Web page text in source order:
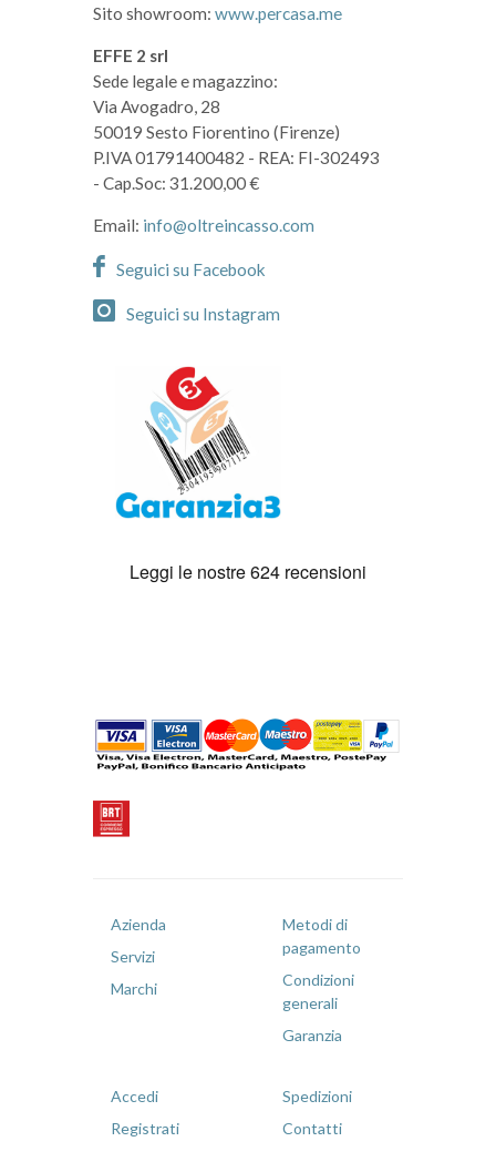
Sito showroom: www.percasa.me
EFFE 2 srl
Sede legale e magazzino:
Via Avogadro, 28
50019 Sesto Fiorentino (Firenze)
P.IVA 01791400482 - REA: FI-302493
- Cap.Soc: 31.200,00 €
Email: info@oltreincasso.com
Seguici su Facebook
Seguici su Instagram
Azienda
Servizi
Marchi
Metodi di
pagamento
Condizioni
generali
Garanzia
Accedi
Registrati
Spedizioni
Contatti